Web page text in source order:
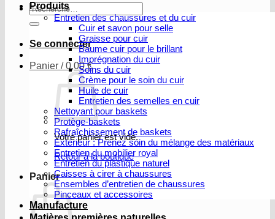
Recherche
pour :
Se connecter
Panier /0,00€
Votre panier est vide.
Retour à la boutique
Panier
Produits
Entretien des chaussures et du cuir
Cuir et savon pour selle
Graisse pour cuir
Baume cuir pour le brillant
Imprégnation du cuir
Soins du cuir
Crème pour le soin du cuir
Huile de cuir
Entretien des semelles en cuir
Nettoyant pour baskets
Protège-baskets
Rafraîchissement de baskets
Extérieur : Prenez soin du mélange des matériaux
Entretien du mobilier royal
Entretien du plastique naturel
Caisses à cirer à chaussures
Ensembles d’entretien de chaussures
Pinceaux et accessoires
Manufacture